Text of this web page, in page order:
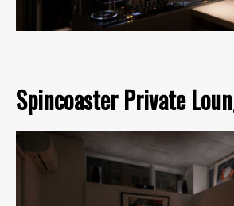
Spincoaster Private